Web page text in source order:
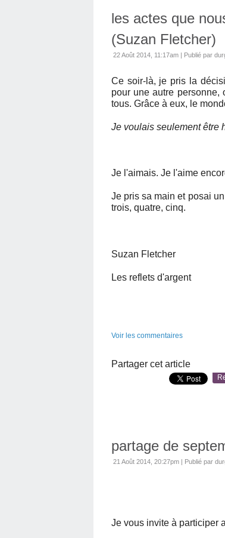
les actes que
(Suzan Fletcher)
22 Août 2014, 11:17am | Publié par
Ce soir-là, je pris la
pour une autre personne,
tous. Grâce à eux, le
Je voulais seulement être
Je l'aimais. Je l'aime
Je pris sa main et posai
trois, quatre, cinq.
Suzan Fletcher
Les reflets d'argent
Voir les commentaires
Partager cet article
partage de
21 Août 2014, 20:27pm | Publié par
Je vous invite à participer